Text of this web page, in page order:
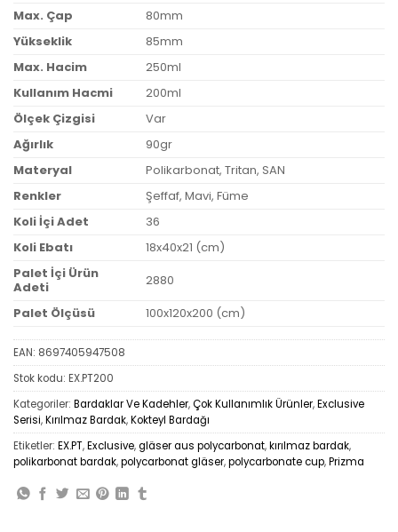
Max. Çap
80mm
Yükseklik
85mm
Max. Hacim
250ml
Kullanım Hacmi
200ml
Ölçek Çizgisi
Var
Ağırlık
90gr
Materyal
Polikarbonat, Tritan, SAN
Renkler
Şeffaf, Mavi, Füme
Koli İçi Adet
36
Koli Ebatı
18x40x21 (cm)
Palet İçi Ürün
Adeti
2880
Palet Ölçüsü
100x120x200 (cm)
EAN: 8697405947508
Stok kodu: EX.PT200
Kategoriler: Bardaklar Ve Kadehler,Çok Kullanımlık Ürünler,Exclusive
Serisi,Kırılmaz Bardak,Kokteyl Bardağı
Etiketler: EX.PT,Exclusive,gläser aus polycarbonat,kırılmaz bardak,
polikarbonat bardak,polycarbonat gläser,polycarbonate cup,Prizma